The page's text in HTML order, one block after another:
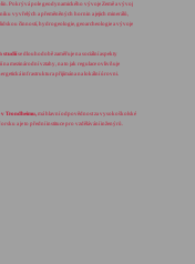
Pokrývá pole geodynamického vývoje Země a vývoj
vyvřelých a přeměněných hornin a jejich minerálů,
činností, hydrogeologie, geoarcheologie a vývoje
studií se dlouhodobě zaměřuje na sociální aspekty
na mezinárodní vztahy, na to jak regulace ovlivňuje
infrastruktura přijímána na lokální úrovni.
v Trondheimu, má hlavní odpovědnost za vysokoškolské
a je to přední instituce pro vzdělávání inženýrů.